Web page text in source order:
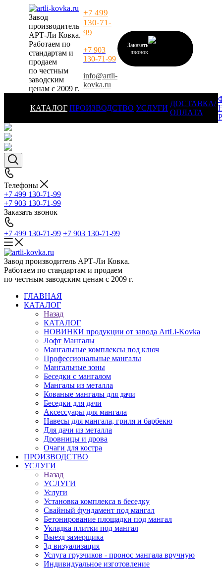
Завод
производитель
АРТ-Ли Ковка.
Работаем по
стандартам и
продаем
по честным
заводским
ценам с 2009 г.
+7 499
130-71-
99
+7 903
130-71-99
info@artli-
kovka.ru
Заказать
звонок
КАТАЛОГ ПРОИЗВОДСТВО УСЛУГИ
ДОСТАВКА/
ОПЛАТА
Телефоны
+7 499 130-71-99
+7 903 130-71-99
Заказать звонок
+7 499 130-71-99 +7 903 130-71-99
Завод производитель АРТ-Ли Ковка.
Работаем по стандартам и продаем
по честным заводским ценам с 2009 г.
ГЛАВНАЯ
КАТАЛОГ
Назад
КАТАЛОГ
НОВИНКИ продукции от завода ArtLi-Kovka
Лофт Мангалы
Мангальные комплексы под ключ
Профессиональные мангалы
Мангальные зоны
Беседки с мангалом
Мангалы из металла
Кованые мангалы для дачи
Беседки для дачи
Аксессуары для мангала
Навесы для мангала, гриля и барбекю
Для дачи из металла
Дровницы и дрова
Очаги для костра
ПРОИЗВОДСТВО
УСЛУГИ
Назад
УСЛУГИ
Услуги
Установка комплекса в беседку
Свайный фундамент под мангал
Бетонирование площадки под мангал
Укладка плитки под мангал
Выезд замерщика
3д визуализация
Услуга грузчиков - пронос мангала вручную
Индивидуальное изготовление